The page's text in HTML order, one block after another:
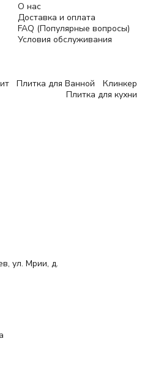
О нас
Доставка и оплата
FAQ (Популярные вопросы)
Условия обслуживания
Плитка для Ванной
Клинкер
Плитка для кухни
ул. Мрии, д.